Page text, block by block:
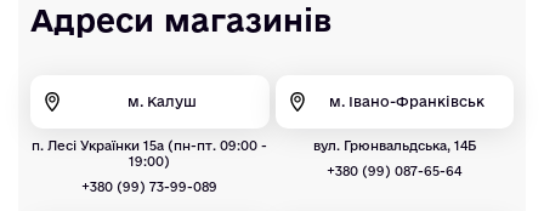
Адреси магазинів
м. Калуш
п. Лесі Українки 15а (пн-пт. 09:00 -
19:00)
+380 (99) 73-99-089
м. Івано-Франківськ
вул. Грюнвальдська, 14Б
+380 (99) 087-65-64